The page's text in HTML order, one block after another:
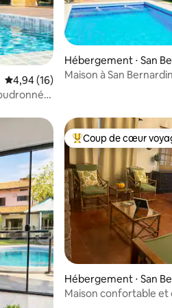
Évaluation moyenne sur la base
4,94 (16)
Hébergement ⋅ San
o
Maison à San
Coups de cœur
Coup de cœur
Hébergement ⋅ San
Maison confortable et